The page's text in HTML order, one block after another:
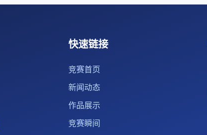
快速链接
竞赛首页
新闻动态
作品展示
竞赛瞬间